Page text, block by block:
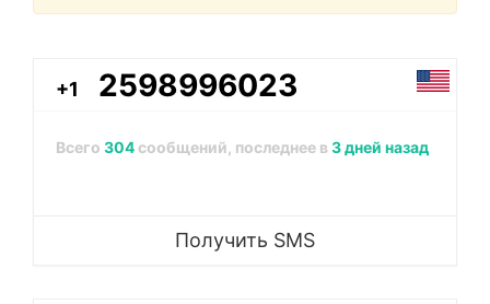
+1 2598996023
Всего 304 сообщений, последнее в3 дней назад
Получить SMS